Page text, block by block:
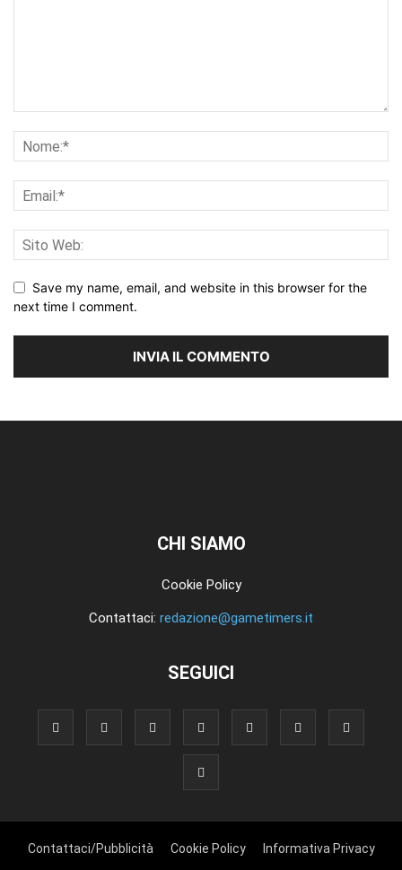
Save my name, email, and website in this browser for the
next time I comment.
CHI SIAMO
Cookie Policy
Contattaci: redazione@gametimers.it
SEGUICI
Contattaci/Pubblicità Cookie Policy Informativa Privacy